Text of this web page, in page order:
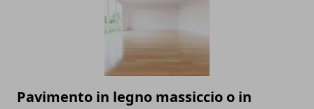
Pavimento in legno massiccio o in